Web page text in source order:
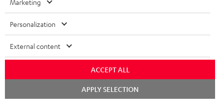
IN-EAR-KOPFHÖRER
FANSHOP
NEUHEITEN
UNSER MANAGEMENT
ITALIEN
WEITERE LÄNDER
Technische Änderungen, Tippfehler und Irrtum vorbehalten. Das auf unseren
Fotos abgebildete Zubehör ist nicht im Lieferumfang enthalten. Etwaige
Datenschutz Daten-Einstellungen
Marketing
Personalization
External content
ACCEPT ALL
APPLY SELECTION